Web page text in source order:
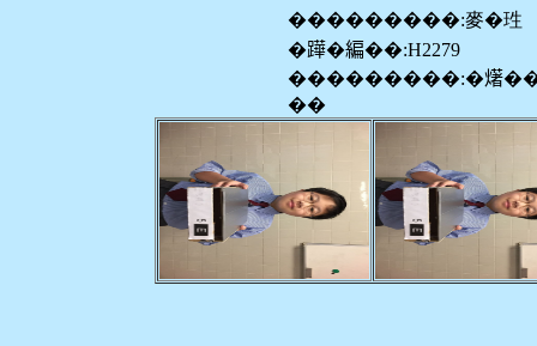
���������:麥�珄
�𨅯�編��:H2279
��